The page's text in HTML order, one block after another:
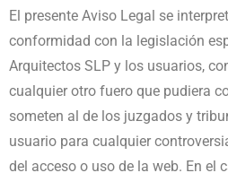
El presente Aviso Legal se
conformidad con la legislación
Arquitectos SLP y los usuarios,
cualquier otro fuero que pudiera
someten al de los juzgados y
usuario para cualquier
del acceso o uso de la web. En el